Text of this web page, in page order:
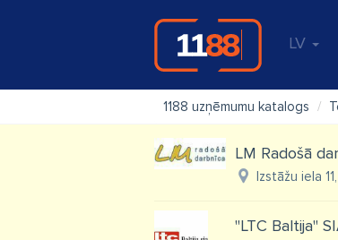
LV
1188 uzņēmumu katalogs
LM Radošā
Izstāžu iela
"LTC Baltija"